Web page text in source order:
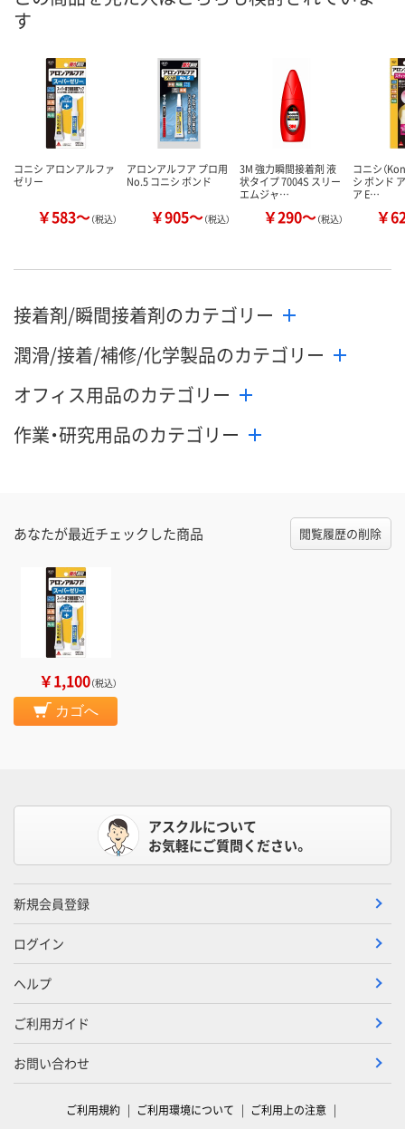
数量
カゴへ カゴへ カ
す
コニシ アロンアルファ
ゼリー
￥583～（税込）
アロンアルフア プロ用
No.5 コニシ ボンド
￥905～（税込）
3M 強力瞬間接着剤 液
状タイプ 7004S スリー
エムジャ…
￥290～（税込）
コニシ（
シ ボンド
ア E…
￥
接着剤/瞬間接着剤のカテゴリー
潤滑/接着/補修/化学製品のカテゴリー
オフィス用品のカテゴリー
作業・研究用品のカテゴリー
あなたが最近チェックした商品 閲覧履歴の削除
￥1,100（税込）
カゴへ
アスクルについて
お気軽にご質問ください。
新規会員登録
ログイン
ヘルプ
ご利用ガイド
お問い合わせ
ご利用規約 ご利用環境について
ご利用上の注意